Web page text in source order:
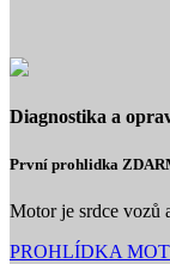
Diagnostika a
První prohlidka
Motor je srdce vozů
PROHLÍDKA